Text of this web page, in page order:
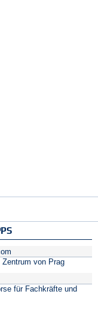
von Prag
für Fachkräfte und